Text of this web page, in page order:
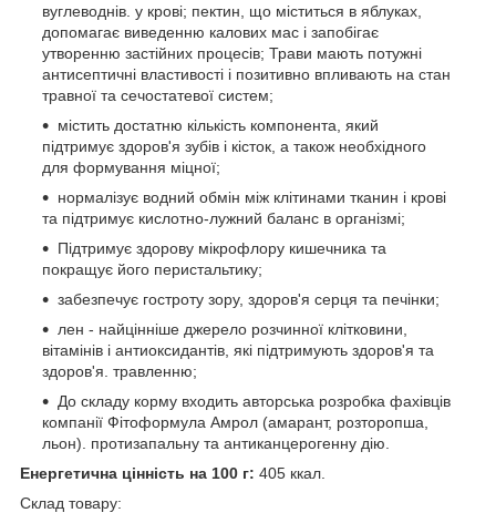
вуглеводнів. у крові; пектин, що міститься в яблуках,
допомагає виведенню калових мас і запобігає
утворенню застійних процесів; Трави мають потужні
антисептичні властивості і позитивно впливають на стан
травної та сечостатевої систем;
містить достатню кількість компонента, який
підтримує здоров'я зубів і кісток, а також необхідного
для формування міцної;
нормалізує водний обмін між клітинами тканин і крові
та підтримує кислотно-лужний баланс в організмі;
Підтримує здорову мікрофлору кишечника та
покращує його перистальтику;
забезпечує гостроту зору, здоров'я серця та печінки;
лен - найцінніше джерело розчинної клітковини,
вітамінів і антиоксидантів, які підтримують здоров'я та
здоров'я. травленню;
До складу корму входить авторська розробка фахівців
компанії Фітоформула Амрол (амарант, розторопша,
льон). протизапальну та антиканцерогенну дію.
Енергетична цінність на 100 г: 405 ккал.
Склад товару: